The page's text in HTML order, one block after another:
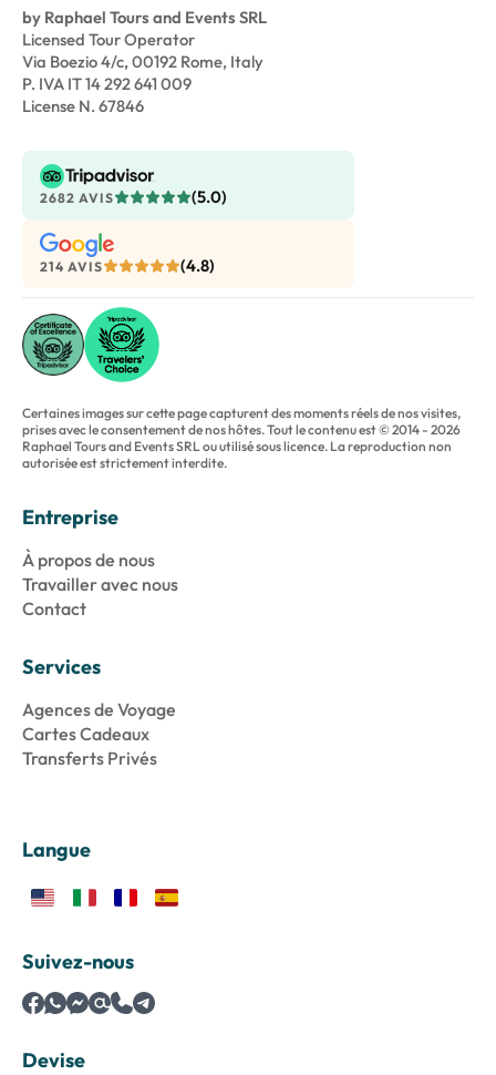
by Raphael Tours and Events SRL
Licensed Tour Operator
Via Boezio 4/c, 00192 Rome, Italy
P. IVA IT 14 292 641 009
License N. 67846
2682 AVIS (5.0)
214 AVIS (4.8)
Certaines images sur cette page capturent des moments réels de nos visites,
prises avec le consentement de nos hôtes. Tout le contenu est © 2014 - 2026
Raphael Tours and Events SRL ou utilisé sous licence. La reproduction non
autorisée est strictement interdite.
Entreprise
À propos de nous
Travailler avec nous
Contact
Services
Agences de Voyage
Cartes Cadeaux
Transferts Privés
Langue
Suivez-nous
Devise